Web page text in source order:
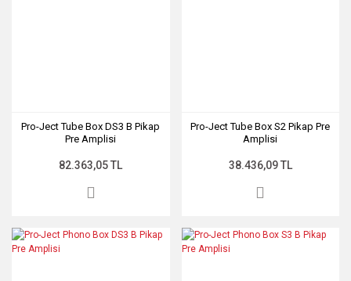
Pro-Ject Tube Box DS3 B Pikap
Pre Amplisi
82.363,05 TL
Pro-Ject Tube Box S2 Pikap Pre
Amplisi
38.436,09 TL